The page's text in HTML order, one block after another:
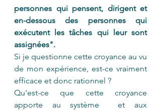
personnes qui pensent, dirigent et
en-dessous des personnes qui
exécutent les tâches qui leur sont
assignées".
Si je questionne cette croyance au vu
de mon expérience, est-ce vraiment
efficace et donc rationnel ?
Qu'est-ce que cette croyance
apporte au système  et aux